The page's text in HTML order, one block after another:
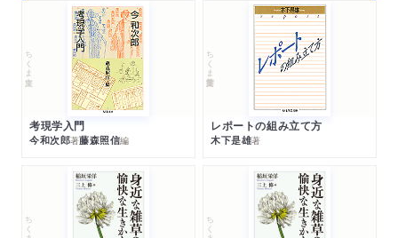
ちくま文庫
考現学入門
今和次郎著藤森照信編
ちくま学芸文庫
レポートの組み立て方
木下是雄著
ちくま文庫 ちくま文庫